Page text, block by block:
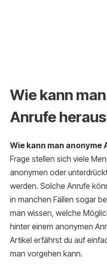
Wie kann
Anrufe
Wie kann man
Frage stellen sich viele
anonymen oder
werden. Solche Anrufe
in manchen Fällen sogar
man wissen, welche
hinter einem anonymen
Artikel erfährst du auf
man vorgehen kann.